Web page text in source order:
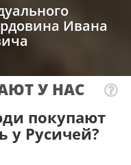
Ивана
У НАС
покупают
у Русичей?